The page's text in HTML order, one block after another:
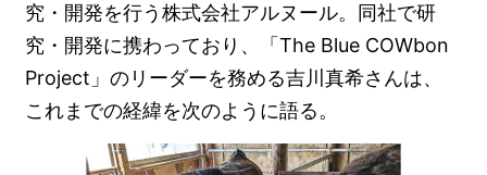
究・開発を行う株式会社アルヌール。同社で研
究・開発に携わっており、「The Blue COWbon
Project」のリーダーを務める吉川真希さんは、
これまでの経緯を次のように語る。